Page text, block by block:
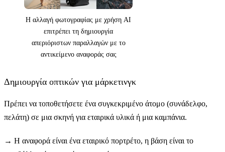
Η αλλαγή φωτογραφίας με χρήση AI
επιτρέπει τη δημιουργία
απεριόριστων παραλλαγών με το
αντικείμενο αναφοράς σας
Δημιουργία οπτικών για μάρκετινγκ
Πρέπει να τοποθετήσετε ένα συγκεκριμένο άτομο (συνάδελφο,
πελάτη) σε μια σκηνή για εταιρικά υλικά ή μια καμπάνια.
→ Η αναφορά είναι ένα εταιρικό πορτρέτο, η βάση είναι το